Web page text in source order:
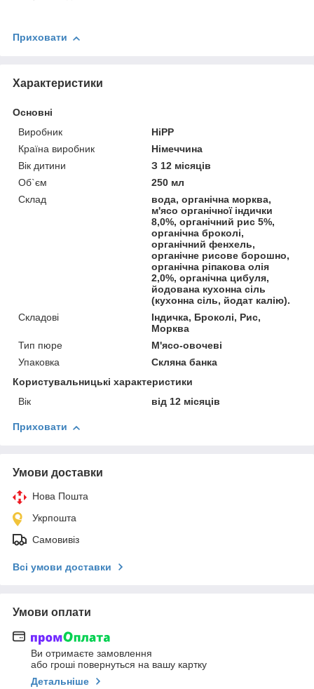
Приховати
Характеристики
Основні
Виробник
HiPP
Країна виробник
Німеччина
Вік дитини
З 12 місяців
Об`єм
250 мл
Склад
вода, органічна морква,
м'ясо органічної індички
8,0%, органічний рис 5%,
органічна броколі,
органічний фенхель,
органічне рисове борошно,
органічна ріпакова олія
2,0%, органічна цибуля,
йодована кухонна сіль
(кухонна сіль, йодат калію).
Складові
Індичка, Броколі, Рис,
Морква
Тип пюре
М'ясо-овочеві
Упаковка
Скляна банка
Користувальницькі характеристики
Вік
від 12 місяців
Приховати
Умови доставки
Нова Пошта
Укрпошта
Самовивіз
Всі умови доставки
Умови оплати
Ви отримаєте замовлення
або гроші повернуться на вашу картку
Детальніше